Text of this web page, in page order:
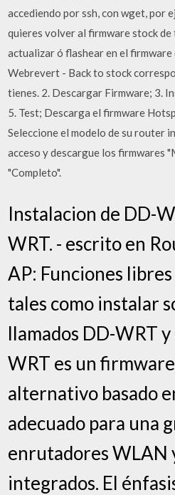
accediendo por ssh, con wget, por
quieres volver al firmware stock
actualizar ó flashear en el
Webrevert - Back to stock
tienes. 2. Descargar Firmware; 3.
5. Test; Descarga el firmware
Seleccione el modelo de su router
acceso y descargue los firmwares
"Completo".
Instalacion de DD-
WRT. - escrito en
AP: Funciones
tales como instalar
llamados DD-WRT
WRT es un
alternativo basado
adecuado para una
enrutadores WLAN
integrados. El